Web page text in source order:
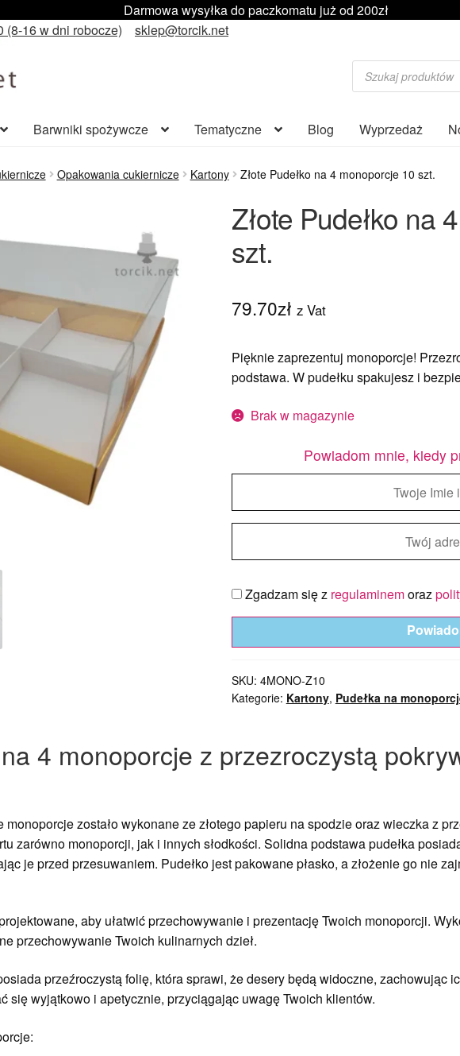
Darmowa wysyłka do paczkomatu już od 200zł
(8-16 w dni robocze) sklep@torcik.net
Wyszukiwarka
produktów
Barwniki spożywcze Tematyczne Blog Wyprzedaż
Opakowania cukiernicze Kartony Złote Pudełko na 4 monoporcje 10 szt.
Złote Pudełko na
szt.
79.70zł z Vat
Pięknie zaprezentuj monoporcje!
podstawa. W pudełku spakujesz i
Brak w magazynie
Powiadom mnie, kiedy
Zgadzam się z regulaminemoraz
SKU: 4MONO-Z10
Kategorie: Kartony, Pudełka na
na 4 monoporcje z przezroczystą
monoporcje zostało wykonane ze złotego papieru na spodzie oraz wieczka z
zarówno monoporcji, jak i innych słodkości. Solidna podstawa pudełka
je przed przesuwaniem. Pudełko jest pakowane płasko, a złożenie go nie
aby ułatwić przechowywanie i prezentację Twoich monoporcji.
przechowywanie Twoich kulinarnych dzieł.
przeźroczystą folię, która sprawi, że desery będą widoczne, zachowując
się wyjątkowo i apetycznie, przyciągając uwagę Twoich klientów.